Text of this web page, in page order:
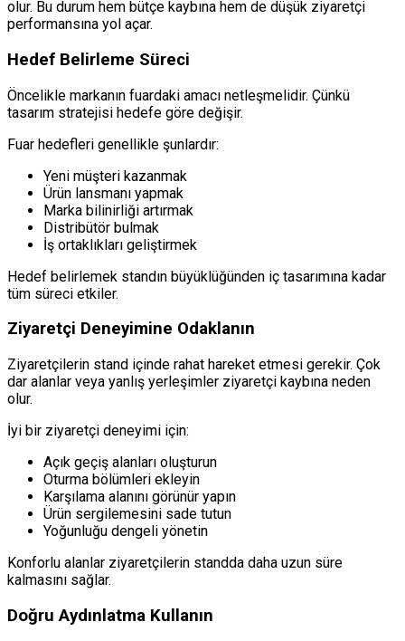
olur. Bu durum hem bütçe kaybına hem de düşük ziyaretçi
performansına yol açar.
Hedef Belirleme Süreci
Öncelikle markanın fuardaki amacı netleşmelidir. Çünkü
tasarım stratejisi hedefe göre değişir.
Fuar hedefleri genellikle şunlardır:
Yeni müşteri kazanmak
Ürün lansmanı yapmak
Marka bilinirliği artırmak
Distribütör bulmak
İş ortaklıkları geliştirmek
Hedef belirlemek standın büyüklüğünden iç tasarımına kadar
tüm süreci etkiler.
Ziyaretçi Deneyimine Odaklanın
Ziyaretçilerin stand içinde rahat hareket etmesi gerekir. Çok
dar alanlar veya yanlış yerleşimler ziyaretçi kaybına neden
olur.
İyi bir ziyaretçi deneyimi için:
Açık geçiş alanları oluşturun
Oturma bölümleri ekleyin
Karşılama alanını görünür yapın
Ürün sergilemesini sade tutun
Yoğunluğu dengeli yönetin
Konforlu alanlar ziyaretçilerin standda daha uzun süre
kalmasını sağlar.
Doğru Aydınlatma Kullanın